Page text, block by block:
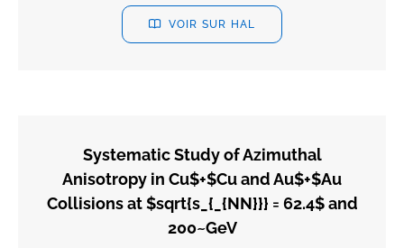
VOIR SUR HAL
Systematic Study of Azimuthal
Anisotropy in Cu$+$Cu and Au$+$Au
Collisions at $sqrt{s_{_{NN}}} = 62.4$ and
200~GeV